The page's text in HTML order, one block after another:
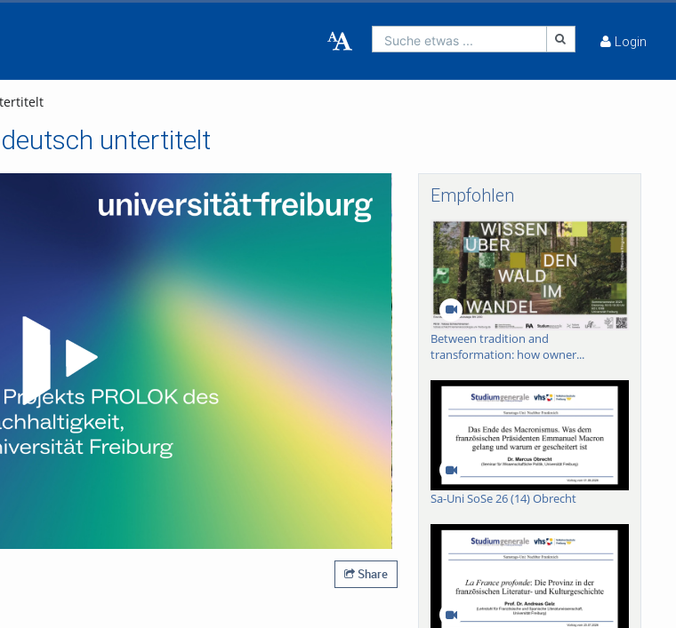
Suche etwas ... Login
deutsch untertitelt
Video abspielen
Share
Empfohlen
Between tradition and
transformation: how owner...
Sa-Uni SoSe 26 (14) Obrecht